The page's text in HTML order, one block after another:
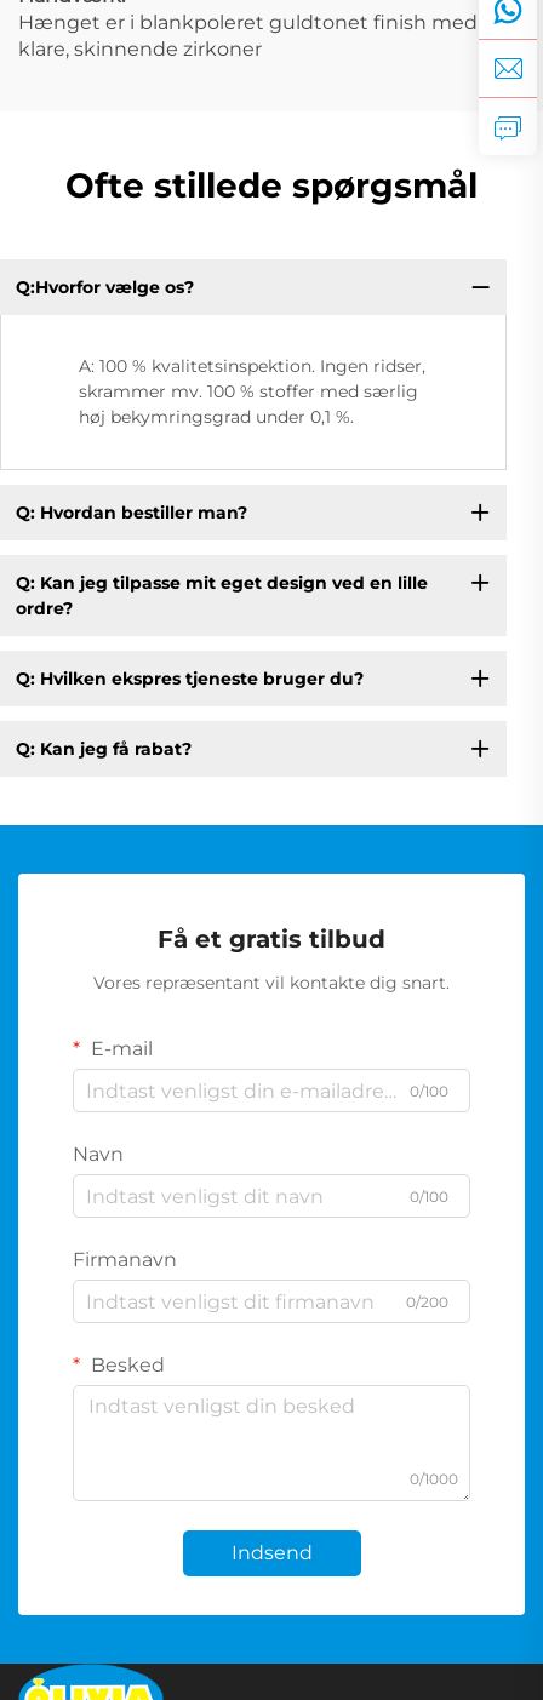
Hænget er i blankpoleret guldtonet finish med
klare, skinnende zirkoner
Ofte stillede spørgsmål
Q:Hvorfor vælge os?
A: 100 % kvalitetsinspektion. Ingen ridser,
skrammer mv. 100 % stoffer med særlig
høj bekymringsgrad under 0,1 %.
Q: Hvordan bestiller man?
Q: Kan jeg tilpasse mit eget design ved en lille
ordre?
Q: Hvilken ekspres tjeneste bruger du?
Q: Kan jeg få rabat?
Få et gratis tilbud
Vores repræsentant vil kontakte dig snart.
E-mail
0/100
Navn
0/100
Firmanavn
0/200
Besked
0/1000
Indsend